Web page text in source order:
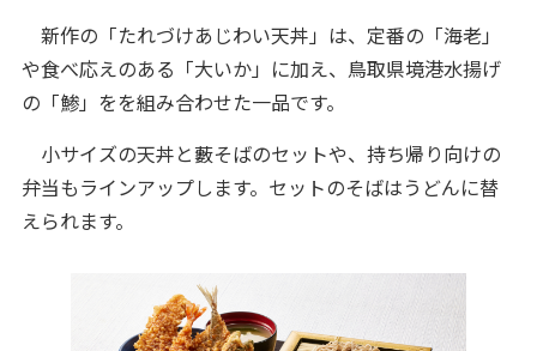
新作の「たれづけあじわい天丼」は、定番の「海老」
や食べ応えのある「大いか」に加え、鳥取県境港水揚げ
の「鯵」をを組み合わせた一品です。
小サイズの天丼と藪そばのセットや、持ち帰り向けの
弁当もラインアップします。セットのそばはうどんに替
えられます。